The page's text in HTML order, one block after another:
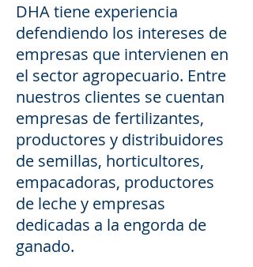
DHA tiene experiencia
defendiendo los intereses de
empresas que intervienen en
el sector agropecuario. Entre
nuestros clientes se cuentan
empresas de fertilizantes,
productores y distribuidores
de semillas, horticultores,
empacadoras, productores
de leche y empresas
dedicadas a la engorda de
ganado.